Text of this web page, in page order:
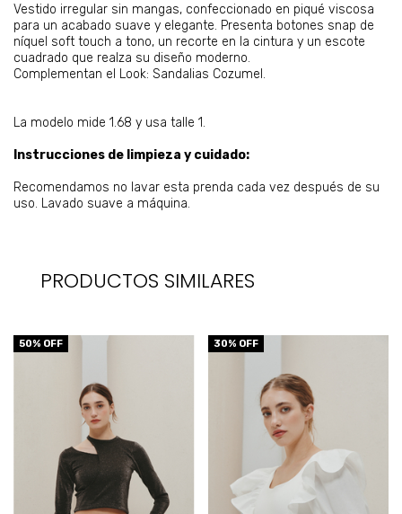
Vestido irregular sin mangas, confeccionado en piqué viscosa
para un acabado suave y elegante. Presenta botones snap de
níquel soft touch a tono, un recorte en la cintura y un escote
cuadrado que realza su diseño moderno.
Complementan el Look: Sandalias Cozumel.
La modelo mide 1.68 y usa talle 1.
Instrucciones de limpieza y cuidado:
Recomendamos no lavar esta prenda cada vez después de su
uso. Lavado suave a máquina.
PRODUCTOS SIMILARES
50% OFF 30% OFF